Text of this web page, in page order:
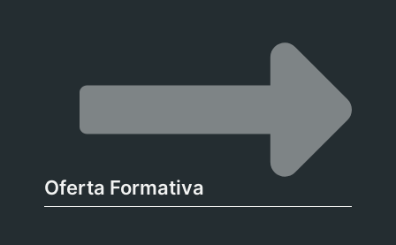
Oferta Formativa